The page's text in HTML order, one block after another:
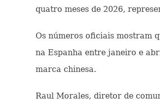
quatro meses de 2026,
Os números oficiais mostram
na Espanha entre janeiro e
marca chinesa.
Raul Morales, diretor de